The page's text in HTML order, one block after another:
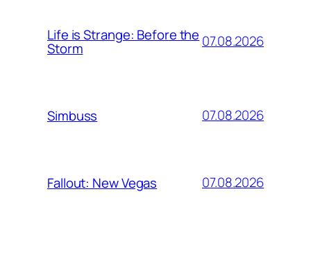
Life is Strange: Before the
Storm 07.08.2026
Simbuss 07.08.2026
Fallout: New Vegas 07.08.2026